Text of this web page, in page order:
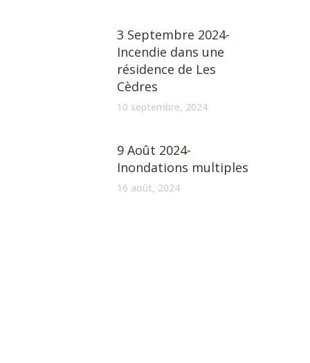
3 Septembre 2024-
Incendie dans une
résidence de Les
Cèdres
10 septembre, 2024
9 Août 2024-
Inondations multiples
16 août, 2024